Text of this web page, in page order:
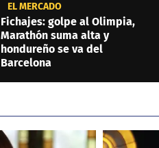
EL MERCADO
Fichajes: golpe al Olimpia,
Marathón suma alta y
hondureño se va del
Barcelona